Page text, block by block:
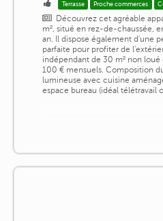
Terrasse Proche commerces
Découvrez cet agréable
m², situé en rez-de-chaussée,
an. Il dispose également d'une
parfaite pour profiter de
indépendant de 30 m² non
100 € mensuels. Composition
lumineuse avec cuisine
espace bureau (idéal télétravail